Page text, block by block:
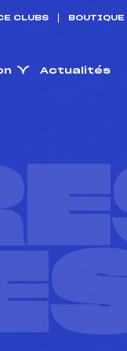
CLUBS BOUTIQUE
Actualités